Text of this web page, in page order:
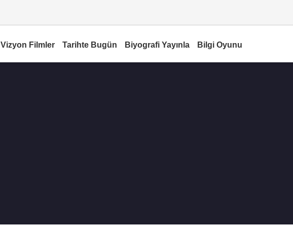
Vizyon Filmler Tarihte Bugün Biyografi Yayınla Bilgi Oyunu